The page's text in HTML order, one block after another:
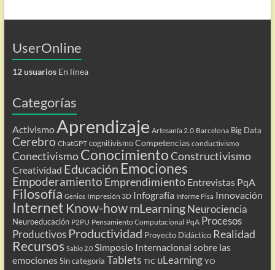
UserOnline
12 usuariosEn línea
Categorías
Activismo Aprendizaje Artesanía 2.0 Barcelona Big Data
Cerebro ChatGPT cognitivismo Competencias conductivismo
ConectivismoConocimientoConstructivismo
Creatividad Educación Emociones
Empoderamiento Emprendimiento Entrevistas PqA
Filosofía Genios Impresión 3D Infografía Informe Pisa Innovación
Internet Know-howmLearning Neurociencia
Neuroeducación P2PU Pensamiento Computacional PqA Procesos
Productivos Productividad Proyecto Didáctico Realidad
Recursos Sabio 2.0 Simposio Internacional sobre las
emociones Sin categoría Tablets TIC uLearning YO